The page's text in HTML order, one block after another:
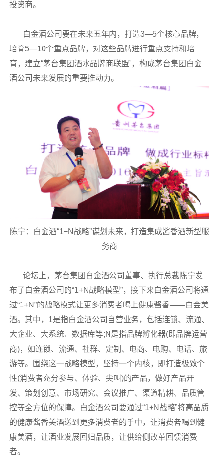
投资商。
白金酒公司要在未来五年内，打造3—5个核心品牌，
培育5—10个重点品牌，对这些品牌进行重点支持和培
育，建立“茅台集团酒水品牌商联盟”，构成茅台集团白金
酒公司未来发展的重要推动力。
陈宁：白金酒“1+N战略”谋划未来，打造集成酱香酒新型服
务商
论坛上，茅台集团白金酒公司董事、执行总裁陈宁发
布了白金酒公司的“1+N战略模型”，接下来白金酒公司将通
过“1+N”的战略模式让更多消费者喝上健康酱香——白金美
酒。其中，1是指白金酒公司自营业务，包括连锁、流通、
大企业、大系统、数据库等;N是指品牌孵化器(即品牌运营
商)，如连锁、流通、社群、定制、电商、电购、电话、旅
游等。围绕这一战略模型，坚持一个内核，即打造极致个
性(消费者充分参与、体验、尖叫)的产品，做好产品开
发、策划创意、市场研究、会议推广、渠道精耕、品质管
控等全方位的保障。白金酒公司要通过“1+N战略”将高品质
的健康酱香美酒送到更多消费者的手中，让消费者喝到健
康美酒，让酒业发展回归品质，让供给侧改革回馈消费
者。